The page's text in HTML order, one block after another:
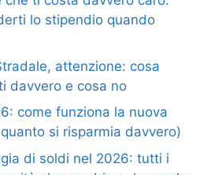
lo stipendio quando
attenzione: cosa
davvero e cosa no
come funziona la nuova
si risparmia davvero)
di soldi nel 2026: tutti i